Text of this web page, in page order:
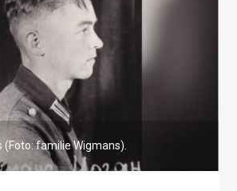
(Foto: familie Wigmans).